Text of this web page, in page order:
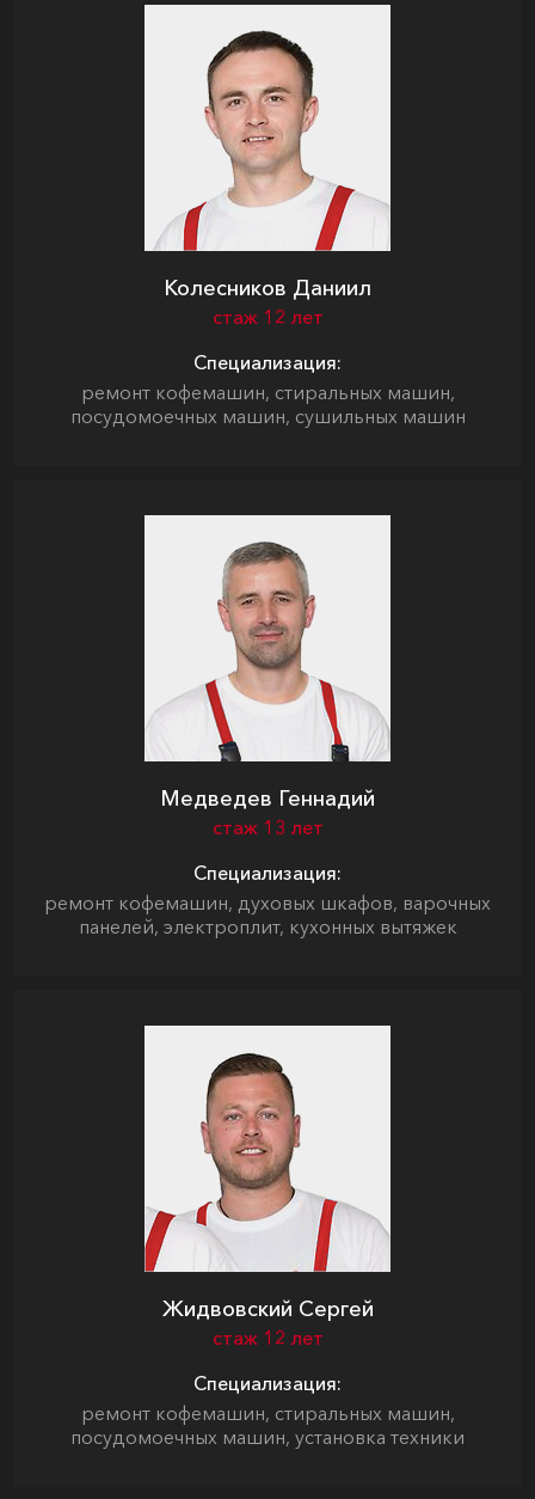
Колесников Даниил
стаж 12 лет
Специализация:
ремонт кофемашин, стиральных машин,
посудомоечных машин, сушильных машин
Медведев Геннадий
стаж 13 лет
Специализация:
ремонт кофемашин, духовых шкафов, варочных
панелей, электроплит, кухонных вытяжек
Жидвовский Сергей
стаж 12 лет
Специализация:
ремонт кофемашин, стиральных машин,
посудомоечных машин, установка техники